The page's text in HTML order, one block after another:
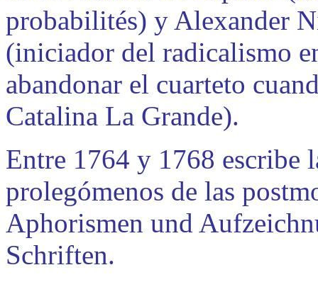
probabilités) y Alexander
(iniciador del radicalismo
abandonar el cuarteto
Catalina La Grande).
Entre 1764 y 1768 escribe
prolegómenos de las
Aphorismen und
Schriften.